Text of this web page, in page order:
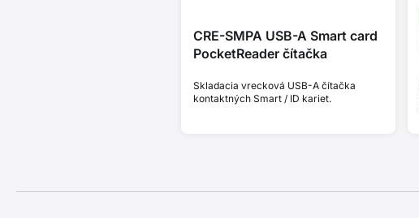
CRE-SMPA USB-A Smart card
PocketReader čítačka
Skladacia vrecková USB-A čítačka
kontaktných Smart / ID kariet.